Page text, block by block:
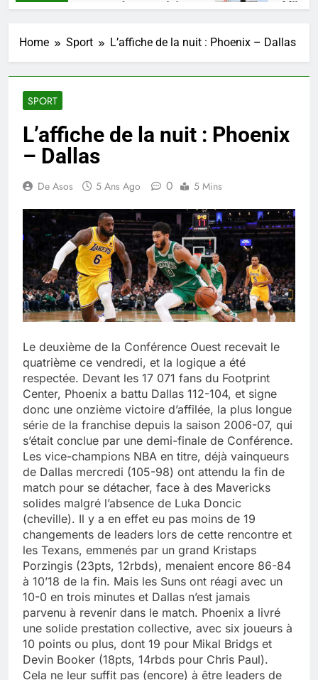
un talent, une pensée congolaise. Mikate +
Home Sport L’affiche de la nuit : Phoenix – Dallas
SPORT
L’affiche de la nuit : Phoenix
– Dallas
De Asos 5 Ans Ago 0 5 Mins
Le deuxième de la Conférence Ouest recevait le
quatrième ce vendredi, et la logique a été
respectée. Devant les 17 071 fans du Footprint
Center, Phoenix a battu Dallas 112-104, et signe
donc une onzième victoire d’affilée, la plus longue
série de la franchise depuis la saison 2006-07, qui
s’était conclue par une demi-finale de Conférence.
Les vice-champions NBA en titre, déjà vainqueurs
de Dallas mercredi (105-98) ont attendu la fin de
match pour se détacher, face à des Mavericks
solides malgré l’absence de Luka Doncic
(cheville). Il y a en effet eu pas moins de 19
changements de leaders lors de cette rencontre et
les Texans, emmenés par un grand Kristaps
Porzingis (23pts, 12rbds), menaient encore 86-84
à 10’18 de la fin. Mais les Suns ont réagi avec un
10-0 en trois minutes et Dallas n’est jamais
parvenu à revenir dans le match. Phoenix a livré
une solide prestation collective, avec six joueurs à
10 points ou plus, dont 19 pour Mikal Bridgs et
Devin Booker (18pts, 14rbds pour Chris Paul).
Cela ne leur suffit pas (encore) à être leaders de